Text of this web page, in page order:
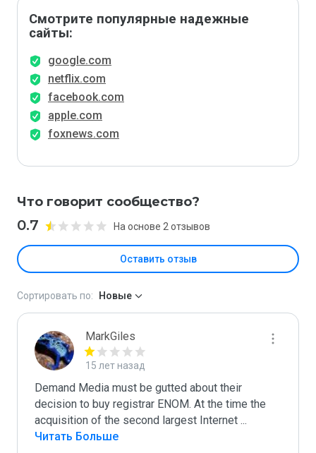
Смотрите популярные надежные
сайты:
google.com
netflix.com
facebook.com
apple.com
foxnews.com
Что говорит сообщество?
0.7 На основе 2 отзывов
Оставить отзыв
Сортировать по: Новые
MarkGiles
15 лет назад
Demand Media must be gutted about their
decision to buy registrar ENOM. At the time the
acquisition of the second largest Internet ...
Читать Больше